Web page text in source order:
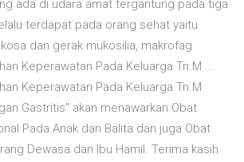
ada di udara amat tergantung pada tiga
terdapat pada orang sehat yaitu
dan gerak mukosilia, makrofag
Keperawatan Pada Keluarga Tn.M ...
Keperawatan Pada Keluarga Tn.M
Gastritis" akan menawarkan Obat
Pada Anak dan Balita dan juga Obat
Dewasa dan Ibu Hamil. Terima kasih